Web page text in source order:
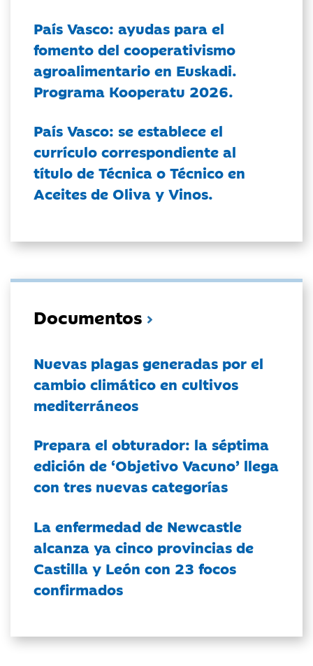
País Vasco: ayudas para el
fomento del cooperativismo
agroalimentario en Euskadi.
Programa Kooperatu 2026.
País Vasco: se establece el
currículo correspondiente al
título de Técnica o Técnico en
Aceites de Oliva y Vinos.
Documentos
Nuevas plagas generadas por el
cambio climático en cultivos
mediterráneos
Prepara el obturador: la séptima
edición de ‘Objetivo Vacuno’ llega
con tres nuevas categorías
La enfermedad de Newcastle
alcanza ya cinco provincias de
Castilla y León con 23 focos
confirmados